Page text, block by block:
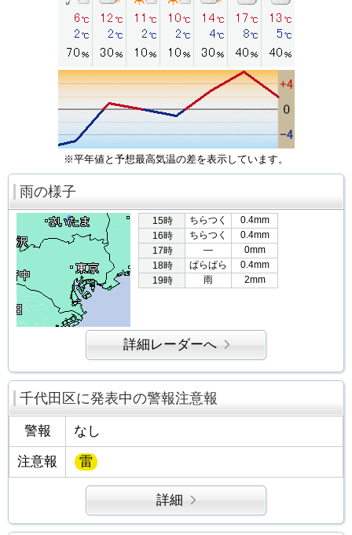
※平年値と予想最高気温の差を表示しています。
雨の様子
15時 ちらつく
0.4mm
16時
ちらつく
0.4mm
17時
―
0mm
18時
ぱらぱら
0.4mm
19時
雨 2mm
詳細レーダーへ
千代田区に発表中の警報注意報
警報 なし
注意報 雷
詳細